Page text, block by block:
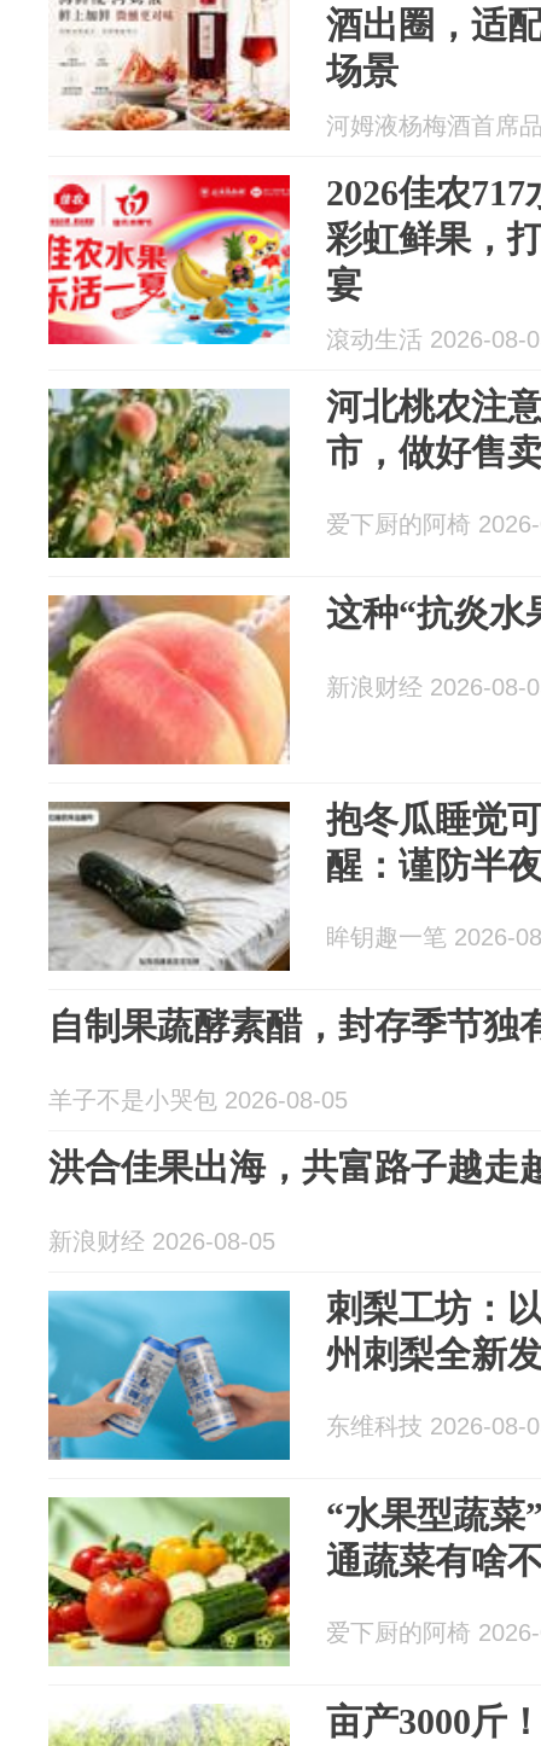
酒出圈，适
场景
河姆液杨梅酒首席
2026佳农
彩虹鲜果，
宴
滾动生活 2026-08-
河北桃农注
市，做好售
爱下厨的阿椅
这种“抗炎水
新浪财经 2026-08-
抱冬瓜睡觉
醒：谨防半
眸钥趣一笔 2026-
自制果蔬酵素醋，封存季节独
羊子不是小哭包 2026-08-05
洪合佳果出海，共富路子越走
新浪财经 2026-08-05
刺梨工坊：
州刺梨全新
东维科技 2026-08-
“水果型蔬菜
通蔬菜有啥
爱下厨的阿椅
亩产3000斤